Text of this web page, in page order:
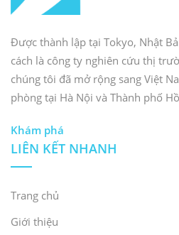
Được thành lập tại Tokyo, Nhật
cách là công ty nghiên cứu thị
chúng tôi đã mở rộng sang Việt
phòng tại Hà Nội và Thành phố
Khám phá
LIÊN KẾT NHANH
Trang chủ
Giới thiệu